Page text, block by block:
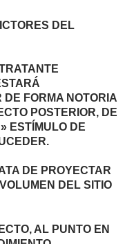
DEL
DE FORMA NOTORIA
POSTERIOR, DE
ESTÍMULO DE
DE PROYECTAR
DEL SITIO
AL PUNTO EN